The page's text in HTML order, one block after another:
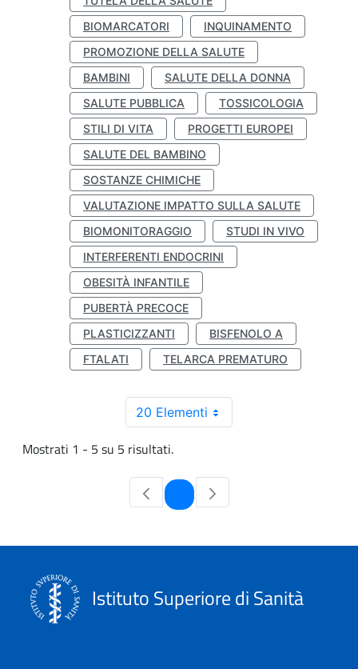
BIOMARCATORI
INQUINAMENTO
PROMOZIONE DELLA SALUTE
BAMBINI
SALUTE DELLA DONNA
SALUTE PUBBLICA
TOSSICOLOGIA
STILI DI VITA
PROGETTI EUROPEI
SALUTE DEL BAMBINO
SOSTANZE CHIMICHE
VALUTAZIONE IMPATTO SULLA SALUTE
BIOMONITORAGGIO
STUDI IN VIVO
INTERFERENTI ENDOCRINI
OBESITÀ INFANTILE
PUBERTÀ PRECOCE
PLASTICIZZANTI
BISFENOLO A
FTALATI
TELARCA PREMATURO
20 Elementi
Mostrati 1 - 5 su 5 risultati.
Pagina
Istituto Superiore di Sanità